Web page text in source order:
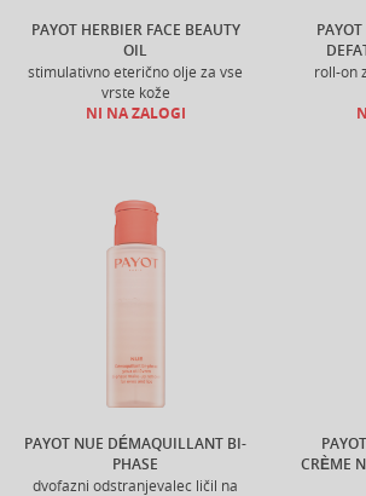
PAYOT HERBIER FACE BEAUTY
OIL
stimulativno eterično olje za vse
vrste kože
NI NA ZALOGI
roll-on
PAYOT NUE DÉMAQUILLANT BI-
PHASE
dvofazni odstranjevalec ličil na
CRÈME